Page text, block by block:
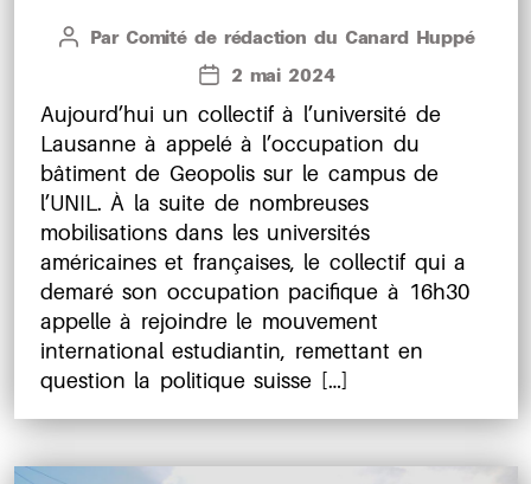
Auteur
Par Comité de rédaction du Canard Huppé
Date
l’article
2 mai 2024
Aujourd’hui un collectif à l’université de
Lausanne à appelé à l’occupation du
bâtiment de Geopolis sur le campus de
l’UNIL. À la suite de nombreuses
mobilisations dans les universités
américaines et françaises, le collectif qui a
demaré son occupation pacifique à 16h30
appelle à rejoindre le mouvement
international estudiantin, remettant en
question la politique suisse […]